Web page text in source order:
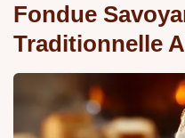
Fondue
Traditionnelle